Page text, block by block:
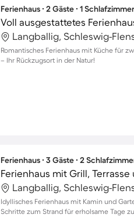
Ferienhaus ∙ 2 Gäste ∙ 1 Schlafzimmer
Langballig, Schleswig-
Romantisches Ferienhaus mit Küche für
– Ihr Rückzugsort in der Natur!
Ferienhaus ∙ 3 Gäste ∙ 2
Langballig, Schleswig-
Idyllisches Ferienhaus mit Kamin und
Schritte zum Strand für erholsame Tage